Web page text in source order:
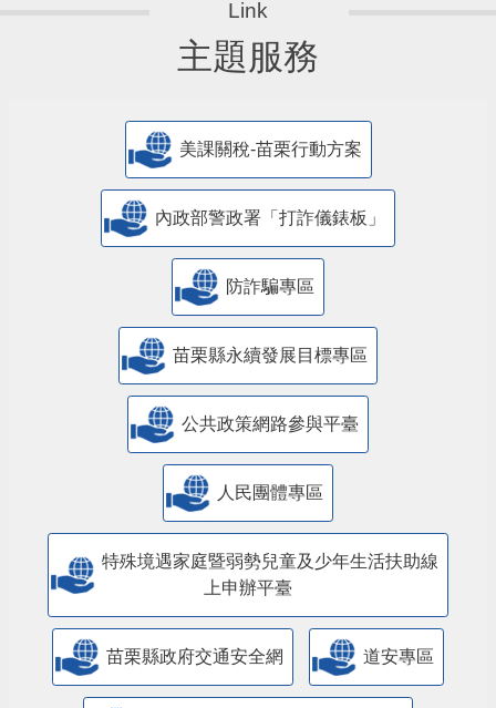
主題服務
美課關稅-苗栗行動方案
內政部警政署「打詐儀錶板」
防詐騙專區
苗栗縣永續發展目標專區
公共政策網路參與平臺
人民團體專區
特殊境遇家庭暨弱勢兒童及少年生活扶助線
上申辦平臺
苗栗縣政府交通安全網 道安專區